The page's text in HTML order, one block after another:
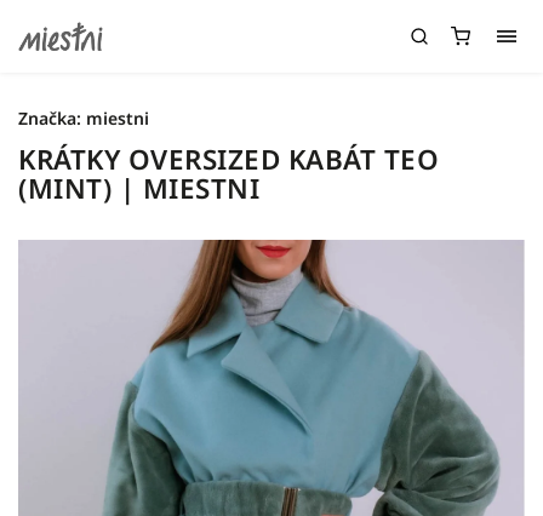
KRÁTKY OVERSIZED KABÁT TEO
(MINT) | MIESTNI
Značka: miestni